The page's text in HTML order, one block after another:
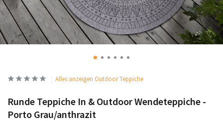
Alles anzeigen Outdoor Teppiche
Runde Teppiche In & Outdoor Wendeteppiche -
Porto Grau/anthrazit